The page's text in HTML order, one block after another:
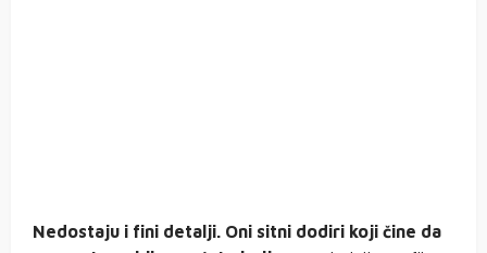
Nedostaju i fini detalji. Oni sitni dodiri koji čine da